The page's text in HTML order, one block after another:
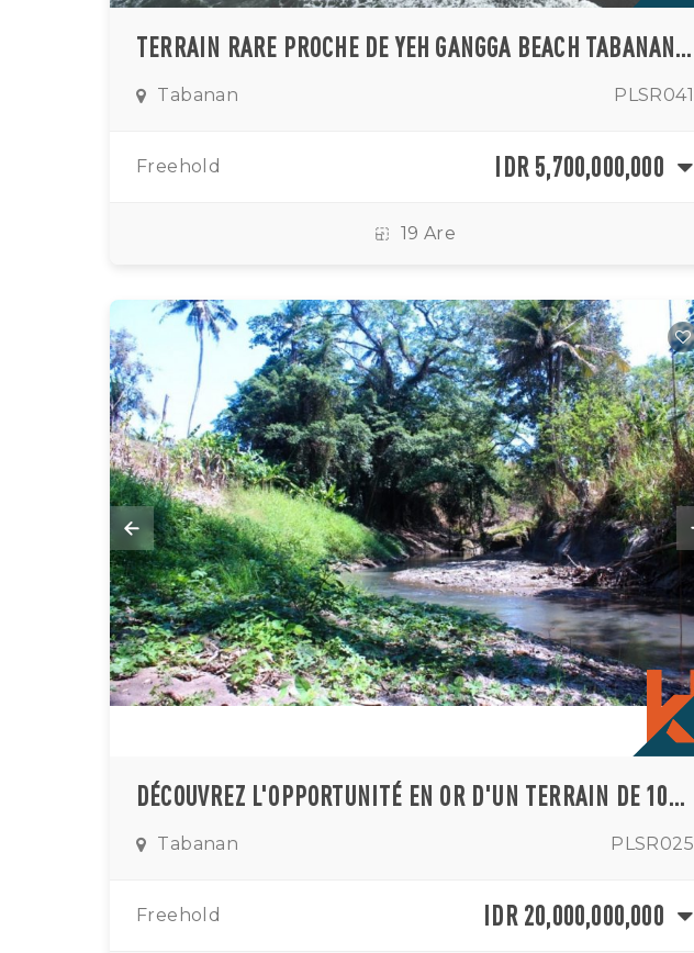
TERRAIN RARE PROCHE DE YEH GANGGA BEACH TABANAN À VENDRE
Tabanan PLSR041
Freehold IDR 5,700,000,000
19 Are
DÉCOUVREZ L'OPPORTUNITÉ EN OR D'UN TERRAIN DE 100 ARES EN PLEINE PROPRIÉTÉ À TABANAN
Tabanan PLSR025
Freehold IDR 20,000,000,000